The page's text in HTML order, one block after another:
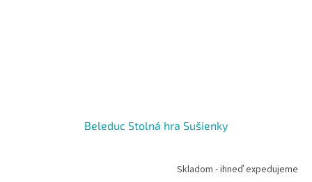
Beleduc Stolná hra Sušienky
Skladom - ihneď expedujeme